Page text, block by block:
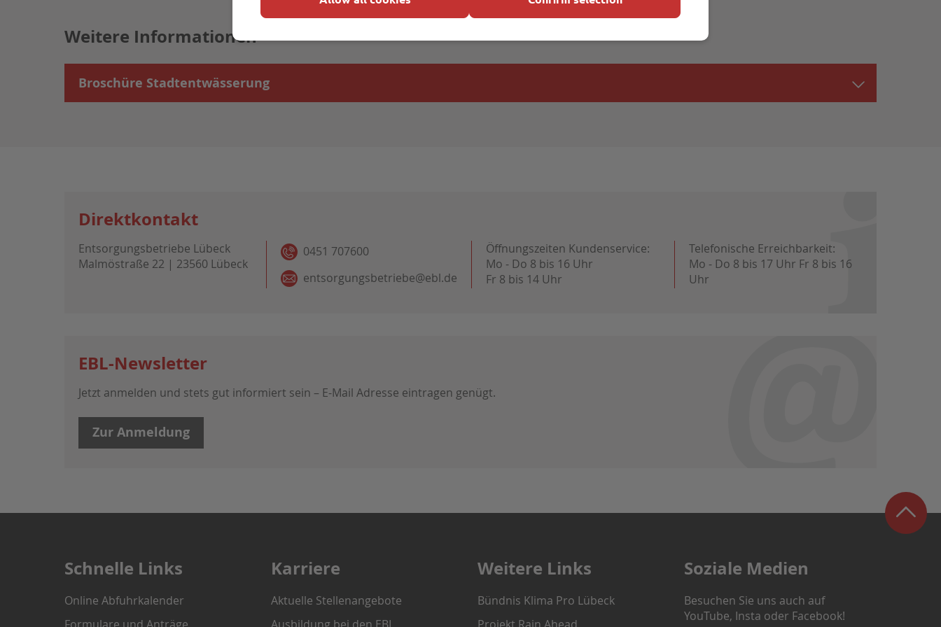
Weitere Informationen
Broschüre Stadtentwässerung
Direktkontakt
Entsorgungsbetriebe Lübeck
Malmöstraße 22 | 23560 Lübeck
0451 707600
entsorgungsbetriebe@ebl.de
Öffnungszeiten Kundenservice:
Mo - Do 8 bis 16 Uhr
Fr 8 bis 14 Uhr
Telefonische Erreichbarkeit:
Mo - Do 8 bis 17 Uhr Fr 8 bis 16
Uhr
EBL-Newsletter
Jetzt anmelden und stets gut informiert sein – E-Mail Adresse eintragen genügt.
Zur Anmeldung
Schnelle Links
Online Abfuhrkalender
Karriere
Aktuelle Stellenangebote
Weitere Links
Bündnis Klima Pro Lübeck
Soziale Medien
Besuchen Sie uns auch auf
YouTube, Insta oder Facebook!